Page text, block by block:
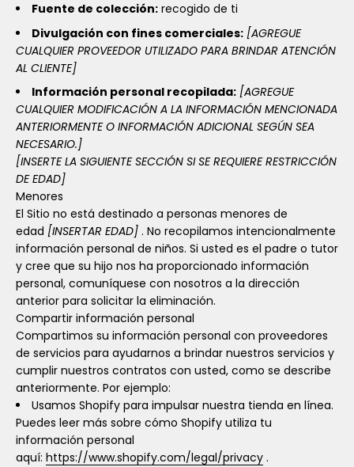
Fuente de colección: recogido de ti
Divulgación con fines comerciales: [AGREGUE
CUALQUIER PROVEEDOR UTILIZADO PARA BRINDAR ATENCIÓN
AL CLIENTE]
Información personal recopilada: [AGREGUE
CUALQUIER MODIFICACIÓN A LA INFORMACIÓN MENCIONADA
ANTERIORMENTE O INFORMACIÓN ADICIONAL SEGÚN SEA
NECESARIO.]
[INSERTE LA SIGUIENTE SECCIÓN SI SE REQUIERE RESTRICCIÓN
DE EDAD]
Menores
El Sitio no está destinado a personas menores de
edad [INSERTAR EDAD] . No recopilamos intencionalmente
información personal de niños. Si usted es el padre o tutor
y cree que su hijo nos ha proporcionado información
personal, comuníquese con nosotros a la dirección
anterior para solicitar la eliminación.
Compartir información personal
Compartimos su información personal con proveedores
de servicios para ayudarnos a brindar nuestros servicios y
cumplir nuestros contratos con usted, como se describe
anteriormente. Por ejemplo:
Usamos Shopify para impulsar nuestra tienda en línea.
Puedes leer más sobre cómo Shopify utiliza tu
información personal
aquí: https://www.shopify.com/legal/privacy .